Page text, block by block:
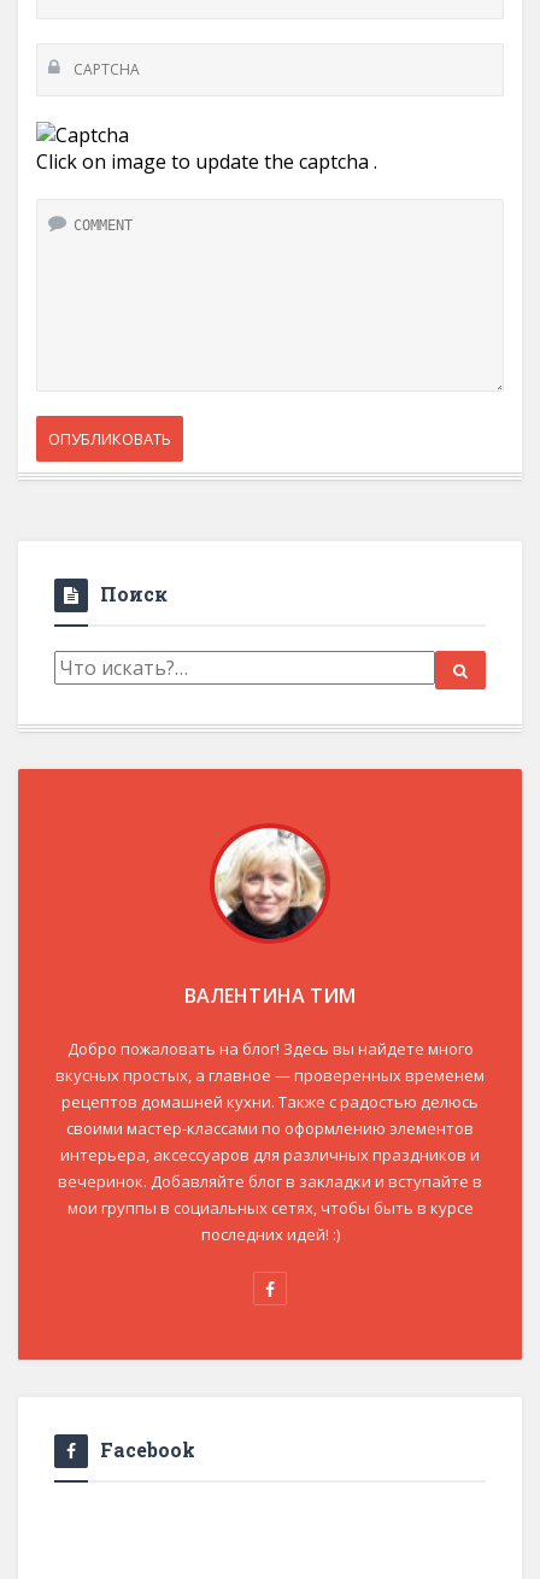
Click on image to update the captcha .
Поиск
ВАЛЕНТИНА ТИМ
Добро пожаловать на блог! Здесь вы найдете много
вкусных простых, а главное — проверенных временем
рецептов домашней кухни. Также с радостью делюсь
своими мастер-классами по оформлению элементов
интерьера, аксессуаров для различных праздников и
вечеринок. Добавляйте блог в закладки и вступайте в
мои группы в социальных сетях, чтобы быть в курсе
последних идей! :)
Facebook